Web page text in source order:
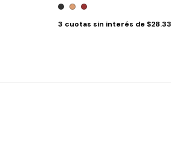
3 cuotas sin interés de